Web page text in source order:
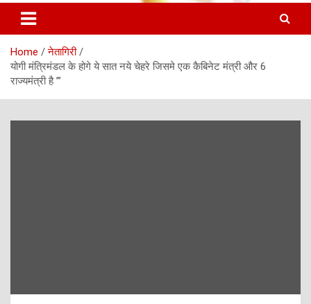
Home
नेतागिरी
योगी मंत्रिमंडल के होगे ये सात नये चेहरे जिसमे एक कैबिनेट मंत्री और 6
राज्यमंत्री है ”’